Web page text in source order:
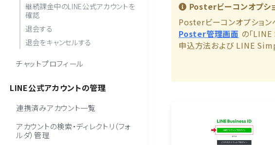
継続課金中のLINE公式アカウントを
確認
退会する
退会をキャンセルする
チャットプロフィール
LINE公式アカウントの管理
連携済みアカウント一覧
アカウントの検索・ディレクトリ（フォ
ルダ）管理
Posterビーコンオプシ
Posterビーコンオプション
Poster管理画面 の「
申込方法および LINE